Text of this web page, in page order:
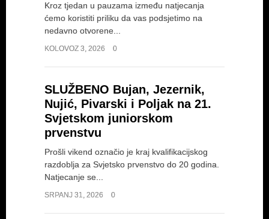
Kroz tjedan u pauzama između natjecanja
ćemo koristiti priliku da vas podsjetimo na
nedavno otvorene...
KOLOVOZ 3, 2026 0
SLUŽBENO Bujan, Jezernik,
Nujić, Pivarski i Poljak na 21.
Svjetskom juniorskom
prvenstvu
Prošli vikend označio je kraj kvalifikacijskog
razdoblja za Svjetsko prvenstvo do 20 godina.
Natjecanje se...
SRPANJ 31, 2026 0